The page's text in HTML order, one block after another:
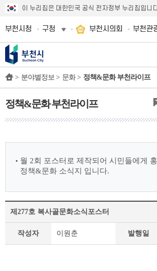
이 누리집은 대한민국 공식 전자정부 누리집입니
부천시청 구청 부천시의회 부천관
> 분야별정보 > 문화 > 정책&문화 부천라이프
정책&문화 부천라이프
월 2회 포스터로 제작되어 시민들에게
정책&문화 소식지 입니다.
제277호 복사골문화소식포스터
작성자 이원춘 발행일